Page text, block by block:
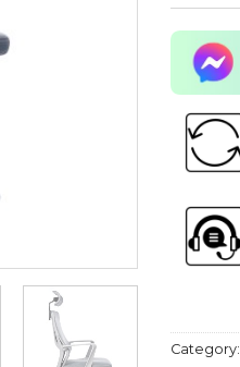
Category: